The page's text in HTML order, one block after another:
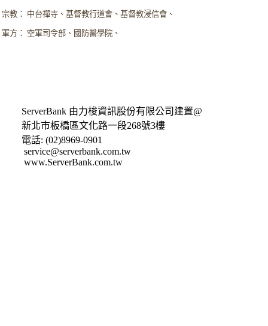
宗教： 中台禪寺、基督教行道會、基督教浸信會、
軍方： 空軍司令部、國防醫學院、
ServerBank 由力梭資訊股份有限公司建置@
新北市板橋區文化路一段268號3樓
電話: (02)8969-0901
service@serverbank.com.tw
www.ServerBank.com.tw